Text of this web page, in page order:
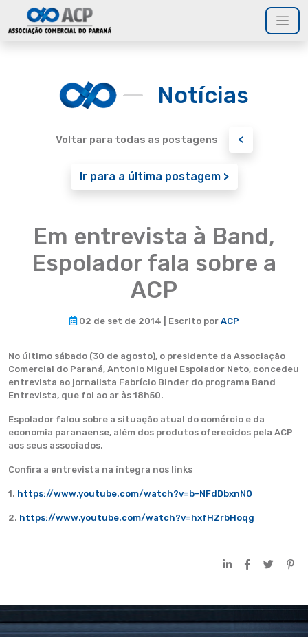
Notícias
Voltar para todas as postagens <
Ir para a última postagem >
Em entrevista à Band,
Espolador fala sobre a
ACP
02 de set de 2014 | Escrito por ACP
No último sábado (30 de agosto), o presidente da Associação
Comercial do Paraná, Antonio Miguel Espolador Neto, concedeu
entrevista ao jornalista Fabrício Binder do programa Band
Entrevista, que foi ao ar às 18h50.
Espolador falou sobre a situação atual do comércio e da
economia paranaense, além dos produtos oferecidos pela ACP
aos seus associados.
Confira a entrevista na íntegra nos links
1. https://www.youtube.com/watch?v=b-NFdDbxnN0
2. https://www.youtube.com/watch?v=hxfHZrbHoqg